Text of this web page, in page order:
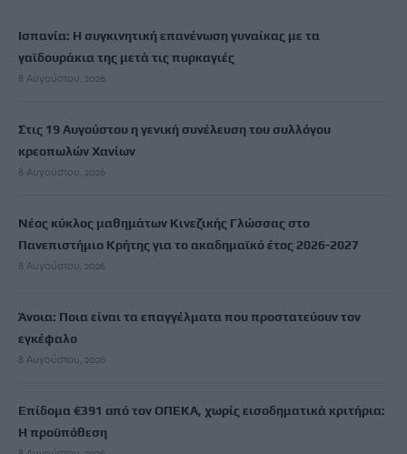
Ισπανία: Η συγκινητική επανένωση γυναίκας με τα
γαϊδουράκια της μετά τις πυρκαγιές
8 Αυγούστου, 2026
Στις 19 Αυγούστου η γενική συνέλευση του συλλόγου
κρεοπωλών Χανίων
8 Αυγούστου, 2026
Νέος κύκλος μαθημάτων Κινεζικής Γλώσσας στο
Πανεπιστήμιο Κρήτης για το ακαδημαϊκό έτος 2026-2027
8 Αυγούστου, 2026
Άνοια: Ποια είναι τα επαγγέλματα που προστατεύουν τον
εγκέφαλο
8 Αυγούστου, 2026
Επίδομα €391 από τον ΟΠΕΚΑ, χωρίς εισοδηματικά κριτήρια:
Η προϋπόθεση